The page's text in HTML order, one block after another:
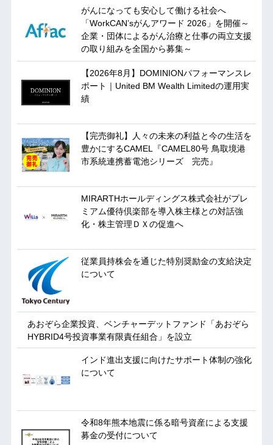
がんになっても安心して働ける社会へ
「WorkCAN’sがんアワード 2026」を開催～
企業・団体によるがん治療と仕事の両立支援
の取り組みを全国から募集～
【2026年8月】DOMINIONパフォーマンスレ
ポート｜United BM Wealth Limitedの運用実
績
【完売御礼】人々の未来の利益と今の生活を
豊かにするCAMEL『CAMEL80号 鳥取境港
市系統連携蓄電池シリーズ 完売』
MIRARTHホールディングス株式会社がプレ
ミアム優待倶楽部を導入株主様との対話強
化・株主管理ＤＸの促進へ
従業員持株会を通じた特別奨励金の支給決定
について
あおぞら企業投資、ベンチャーデットファンド「あおぞら
HYBRID4号投資事業有限責任組合」を設立
インド進出支援に向けたサポート体制の強化
について
令和8年熊本地震に係る暗号資産による支援
募金の受付について